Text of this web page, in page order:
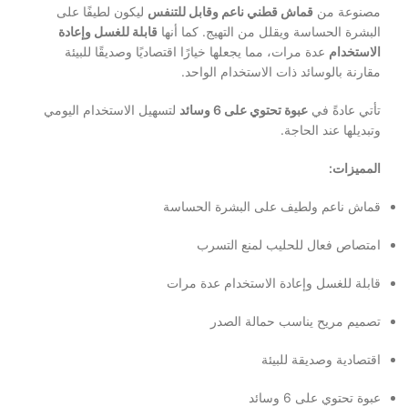
مصنوعة من قماش قطني ناعم وقابل للتنفس ليكون لطيفًا على
البشرة الحساسة ويقلل من التهيج. كما أنها قابلة للغسل وإعادة
الاستخدام عدة مرات، مما يجعلها خيارًا اقتصاديًا وصديقًا للبيئة
مقارنة بالوسائد ذات الاستخدام الواحد.
تأتي عادةً في عبوة تحتوي على 6 وسائد
لتسهيل الاستخدام اليومي
وتبديلها عند الحاجة.
المميزات:
قماش ناعم ولطيف على البشرة الحساسة
امتصاص فعال للحليب لمنع التسرب
قابلة للغسل وإعادة الاستخدام عدة مرات
تصميم مريح يناسب حمالة الصدر
اقتصادية وصديقة للبيئة
عبوة تحتوي على 6 وسائد